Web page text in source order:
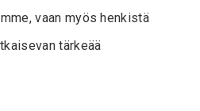
vaan myös henkistä
tärkeää